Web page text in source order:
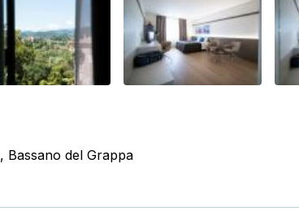
, Bassano del Grappa